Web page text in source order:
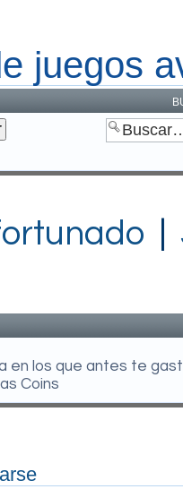
juegos
en los que antes te
Coins